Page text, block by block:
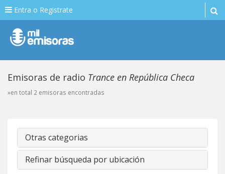
Entra o Registrate
Emisoras de radio Trance en República Checa
»en total 2 emisoras encontradas
Otras categorias
Refinar búsqueda por ubicación